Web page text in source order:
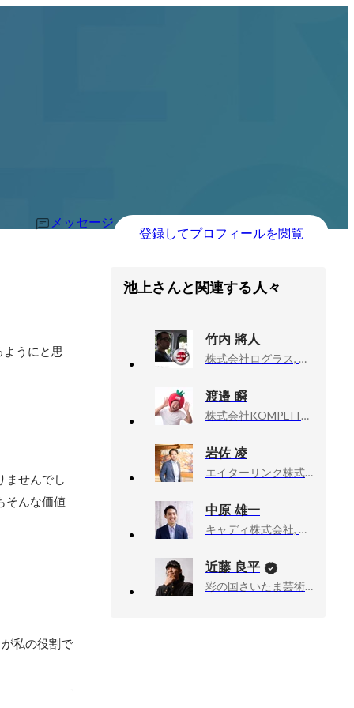
メッセージ
登録してプロフィールを閲覧
うにと思
ませんでし
そんな価値
私の役割で
池上さんと関連する人々
竹内 將人
株式会社ログラス, Bizdev
渡邉 瞬
株式会社KOMPEITO, 代表取締役CEO
岩佐 凌
エイターリンク株式会社, 代表取締役
中原 雄一
キャディ株式会社, CS・オペレーションマネージャー
近藤 良平
彩の国さいたま芸術劇場, 次期芸術監督